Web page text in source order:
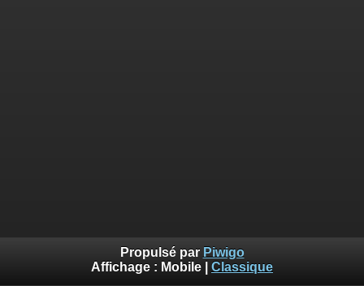
Propulsé par Piwigo
Affichage : Mobile Classique